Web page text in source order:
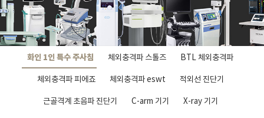
화인 1인 특수 주사침 체외충격파 스톨즈 BTL 체외충격파
체외충격파 피에죠 체외충격파 eswt 적외선 진단기
근골격계 초음파 진단기 C-arm 기기 X-ray 기기